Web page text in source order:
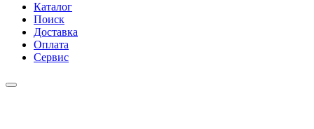
Каталог
Поиск
Доставка
Оплата
Сервис